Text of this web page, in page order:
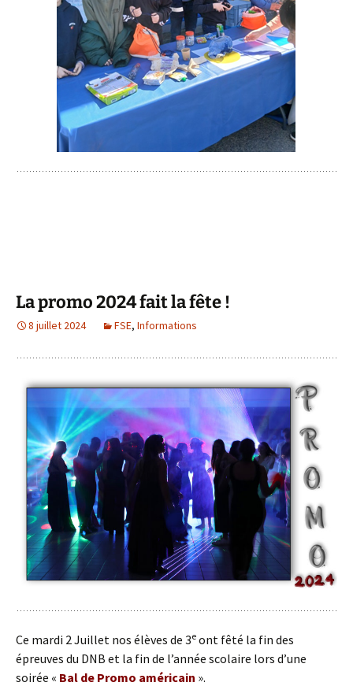
La promo 2024 fait la fête !
8 juillet 2024 FSE, Informations
Ce mardi 2 Juillet nos élèves de 3e ont fêté la fin des
épreuves du DNB et la fin de l’année scolaire lors d’une
soirée « Bal de Promo américain ».